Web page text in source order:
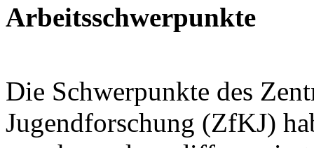
Arbeitsschwerpunkte
Die Schwerpunkte des
Jugendforschung (ZfKJ)